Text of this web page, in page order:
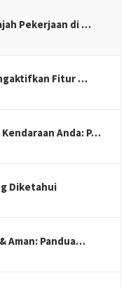
Pekerjaan di …
Fitur …
Anda: P…
Diketahui
Aman: Pandua…